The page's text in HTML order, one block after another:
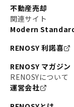
不動産売却
関連サイト
Modern
RENOSY 利諾喜
RENOSY マガジン
RENOSYについて
運営会社